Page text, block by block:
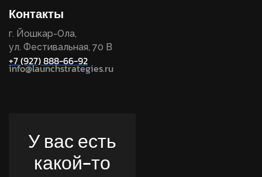
Контакты
г. Йошкар-Ола,
ул. Фестивальная, 70 В
+7 (927) 888-66-92
info@launchstrategies.ru
У вас есть
какой-то